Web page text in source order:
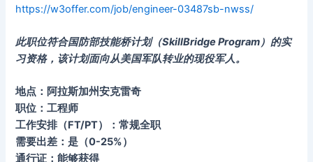
https://w3offer.com/job/engineer-03487sb-nwss/
此职位符合国防部技能桥计划（SkillBridge Program）的实
习资格，该计划面向从美国军队转业的现役军人。
地点：阿拉斯加州安克雷奇
职位：工程师
工作安排（FT/PT）：常规全职
需要出差：是（0-25%）
通行证：能够获得